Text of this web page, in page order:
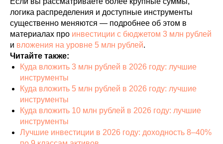
логика распределения и доступные инструменты
существенно меняются — подробнее об этом в
материалах про инвестиции с бюджетом 3 млн рублей
и вложения на уровне 5 млн рублей.
Читайте также:
Куда вложить 3 млн рублей в 2026 году: лучшие
инструменты
Куда вложить 5 млн рублей в 2026 году: лучшие
инструменты
Куда вложить 10 млн рублей в 2026 году: лучшие
инструменты
Лучшие инвестиции в 2026 году: доходность 8–40%